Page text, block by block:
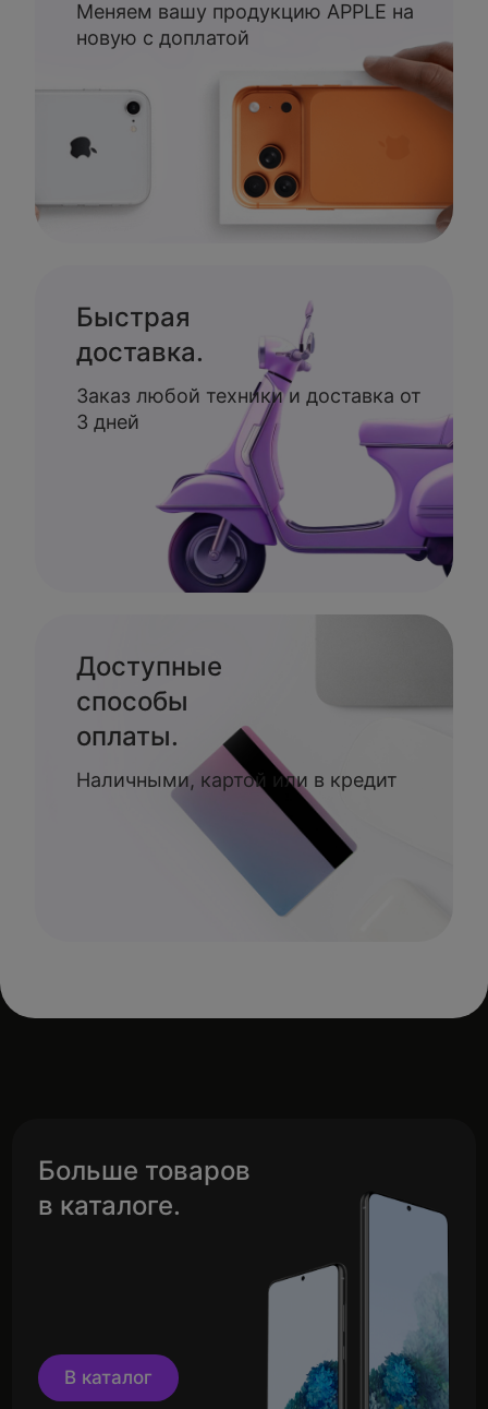
Меняем вашу продукцию APPLE на
новую с доплатой
Быстрая
доставка.
Заказ любой техники и доставка от
3 дней
Доступные
способы
оплаты.
Наличными, картой или в кредит
Больше товаров
в каталоге.
В каталог